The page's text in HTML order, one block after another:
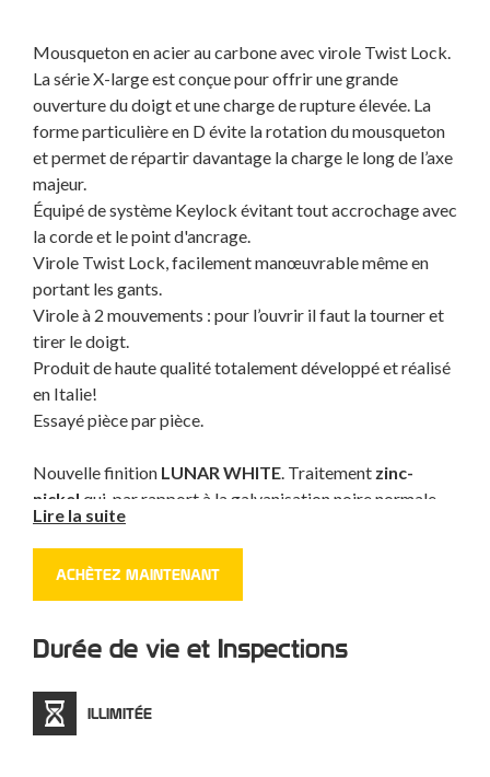
Mousqueton en acier au carbone avec virole Twist Lock.
La série X-large est conçue pour offrir une grande
ouverture du doigt et une charge de rupture élevée. La
forme particulière en D évite la rotation du mousqueton
et permet de répartir davantage la charge le long de l’axe
majeur.
Équipé de système Keylock évitant tout accrochage avec
la corde et le point d'ancrage.
Virole Twist Lock, facilement manœuvrable même en
portant les gants.
Virole à 2 mouvements : pour l’ouvrir il faut la tourner et
tirer le doigt.
Produit de haute qualité totalement développé et réalisé
en Italie!
Essayé pièce par pièce.
Nouvelle finition LUNAR WHITE. Traitement zinc-
nickel qui, par rapport à la galvanisation noire normale,
offre une double résistance à la corrosion, une durée de
vie plus longue et moins de friction sur les cordons et les
dispositifs textiles.
Lire la suite
ACHÈTEZ MAINTENANT
Durée de vie et Inspections
ILLIMITÉE